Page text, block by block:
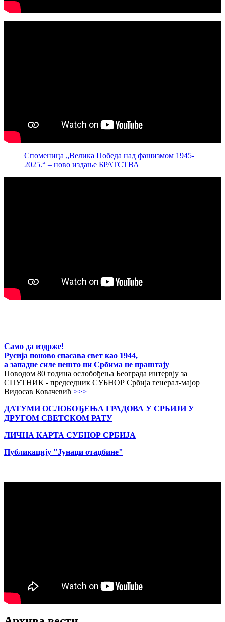
Споменица „Велика Победа над фашизмом 1945-
2025.“ – ново издање БРАТСТВА
Само да издрже!
Русија поново спасава свет као 1944,
а западне силе нешто ни Србима не праштају
Поводом 80 година ослобођења Београда интервју за
СПУТНИК - председник СУБНОР Србија генерал-мајор
Видосав Ковачевић >>>
ДАТУМИ ОСЛОБОЂЕЊА ГРАДОВА У СРБИЈИ У
ДРУГОМ СВЕТСКОМ РАТУ
ЛИЧНА КАРТА СУБНОР СРБИЈА
Публикацију "Јунаци отаџбине"